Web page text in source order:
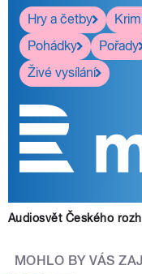
Hry a četby
Pohádky
Pořady
Živé vysílání
Audiosvět Českého
MOHLO BY VÁS